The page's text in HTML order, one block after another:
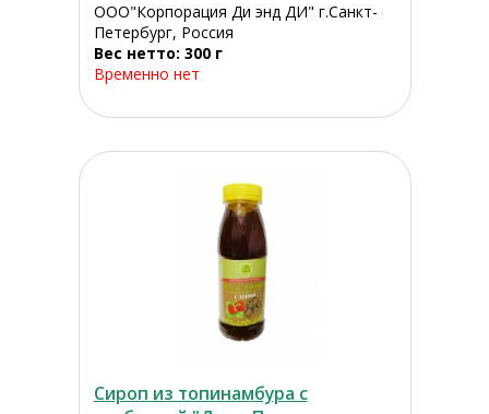
ООО"Корпорация Ди энд ДИ" г.Санкт-
Петербург, Россия
Вес нетто: 300 г
Временно нет
Сироп из топинамбура с